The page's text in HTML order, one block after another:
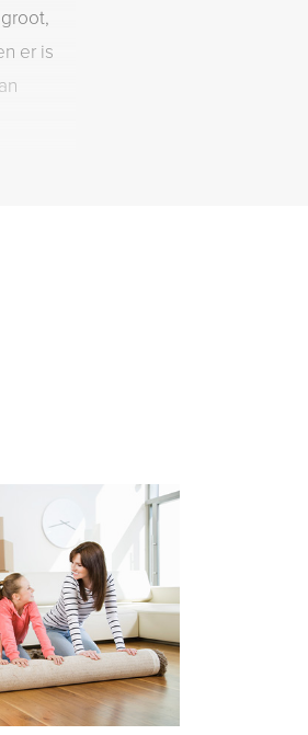
er is
Ook
u
water